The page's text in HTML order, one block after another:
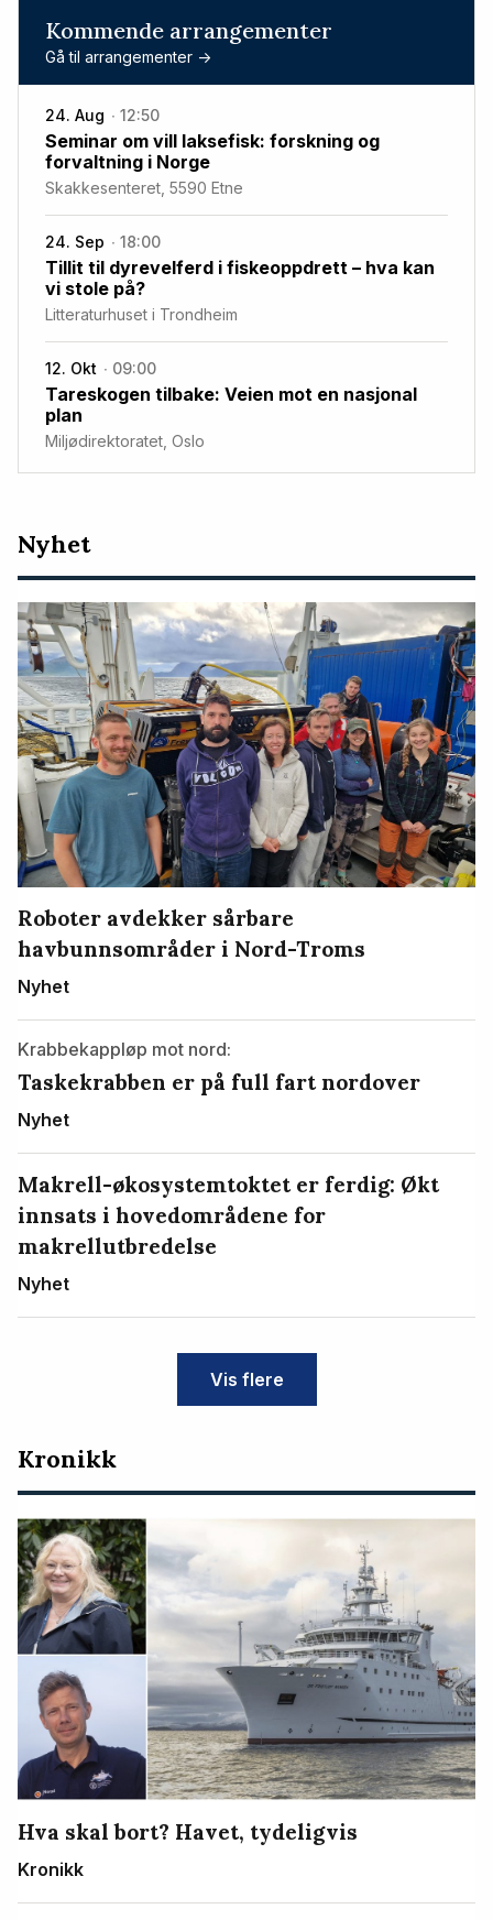
Kommende arrangementer
Gå til arrangementer ->
24. Aug 12:50
Seminar om vill laksefisk: forskning og
forvaltning i Norge
Skakkesenteret, 5590 Etne
24. Sep 18:00
Tillit til dyrevelferd i fiskeoppdrett – hva kan
vi stole på?
Litteraturhuset i Trondheim
12. Okt 09:00
Tareskogen tilbake: Veien mot en nasjonal
plan
Miljødirektoratet, Oslo
Nyeste
artikler
Nyhet
Roboter avdekker sårbare
havbunnsområder i Nord-Troms
Nyhet
Krabbekappløp mot nord:
Taskekrabben er på full fart nordover
Nyhet
Makrell-økosystemtoktet er ferdig: Økt
innsats i hovedområdene for
makrellutbredelse
Nyhet
Vis flere
Kronikk
Hva skal bort? Havet, tydeligvis
Kronikk